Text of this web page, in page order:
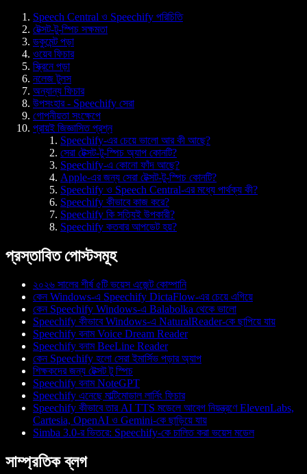
Speech Central ও Speechify পরিচিতি
টেক্সট-টু-স্পিচ সক্ষমতা
ডকুমেন্ট পড়া
ওয়েব ফিচার
স্ক্রিনে পড়া
নলেজ টুলস
অন্যান্য ফিচার
উপসংহার - Speechify সেরা
গোপনীয়তা সংক্ষেপে
প্রায়ই জিজ্ঞাসিত প্রশ্ন
Speechify-এর চেয়ে ভালো আর কী আছে?
সেরা টেক্সট-টু-স্পিচ অ্যাপ কোনটি?
Speechify-এ কোনো ফাঁদ আছে?
Apple-এর জন্য সেরা টেক্সট-টু-স্পিচ কোনটি?
Speechify ও Speech Central-এর মধ্যে পার্থক্য কী?
Speechify কীভাবে কাজ করে?
Speechify কি সত্যিই উপকারী?
Speechify কতবার আপডেট হয়?
প্রস্তাবিত পোস্টসমূহ
২০২৬ সালের শীর্ষ ৫টি ভয়েস এজেন্ট কোম্পানি
কেন Windows-এ Speechify DictaFlow-এর চেয়ে এগিয়ে
কেন Speechify Windows-এ Balabolka থেকে ভালো
Speechify কীভাবে Windows-এ NaturalReader-কে ছাপিয়ে যায়
Speechify বনাম Voice Dream Reader
Speechify বনাম BeeLine Reader
কেন Speechify হলো সেরা ইমার্সিভ পড়ার অ্যাপ
শিক্ষকদের জন্য টেক্সট টু স্পিচ
Speechify বনাম NoteGPT
Speechify এনেছে মাল্টিমোডাল লার্নিং ফিচার
Speechify কীভাবে তার AI TTS মডেলে আবেগ নিয়ন্ত্রণে ElevenLabs,
Cartesia, OpenAI ও Gemini-কে ছাড়িয়ে যায়
Simba 3.0-র ভিতরে: Speechify-কে চালিত করা ভয়েস মডেল
সাম্প্রতিক ব্লগ